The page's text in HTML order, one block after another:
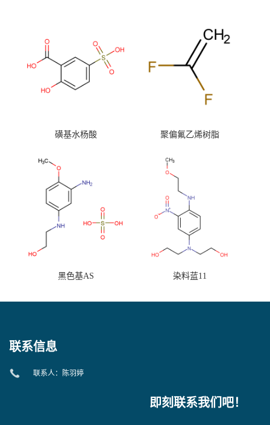
磺基水杨酸 聚偏氟乙烯树脂
黑色基AS 染料蓝11
联系信息
联系人：陈羽婷
即刻联系我们吧！